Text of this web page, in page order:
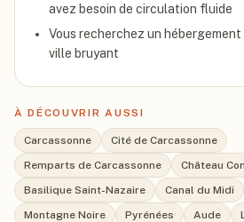
avez besoin de circulation fluide
Vous recherchez un
ville bruyant
À DÉCOUVRIR AUSSI
Carcassonne
Cité de Carcassonne
Remparts de Carcassonne
Château
Basilique Saint-Nazaire
Canal du Midi
Montagne Noire
Pyrénées Aude